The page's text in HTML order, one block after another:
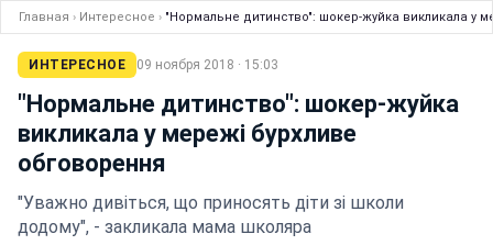
Главная › Интересное › "Нормальне дитинство": шокер-жуйка викликала у
ИНТЕРЕСНОЕ 09 ноября 2018 · 15:03
"Нормальне дитинство": шокер-жуйка
викликала у мережі бурхливе
обговорення
"Уважно дивіться, що приносять діти зі школи
додому", - закликала мама школяра